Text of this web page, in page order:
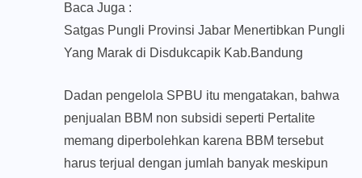
Baca Juga :
Satgas Pungli Provinsi Jabar Menertibkan Pungli
Yang Marak di Disdukcapik Kab.Bandung
Dadan pengelola SPBU itu mengatakan, bahwa
penjualan BBM non subsidi seperti Pertalite
memang diperbolehkan karena BBM tersebut
harus terjual dengan jumlah banyak meskipun